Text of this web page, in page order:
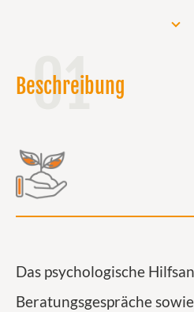
01
Beschreibung
Das psychologische
Beratungsgespräche sowie